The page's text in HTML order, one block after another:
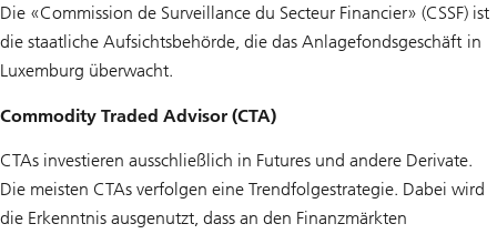
Die «Commission de Surveillance du Secteur Financier» (CSSF) ist
die staatliche Aufsichtsbehörde, die das Anlagefondsgeschäft in
Luxemburg überwacht.
Commodity Traded Advisor (CTA)
CTAs investieren ausschließlich in Futures und andere Derivate.
Die meisten CTAs verfolgen eine Trendfolgestrategie. Dabei wird
die Erkenntnis ausgenutzt, dass an den Finanzmärkten